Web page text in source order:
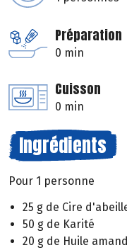
Préparation
0 min
Cuisson
0 min
Ingrédients
Pour 1 personne
25 g de Cire
50 g de Karité
20 g de Huile